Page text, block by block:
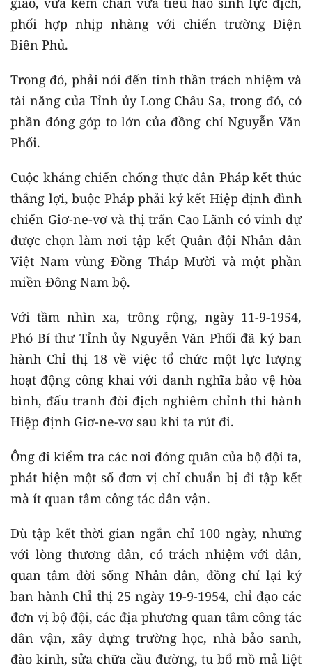
phối hợp nhịp nhàng với chiến trường Điện
Biên Phủ.
Trong đó, phải nói đến tinh thần trách nhiệm và
tài năng của Tỉnh ủy Long Châu Sa, trong đó, có
phần đóng góp to lớn của đồng chí Nguyễn Văn
Phối.
Cuộc kháng chiến chống thực dân Pháp kết thúc
thắng lợi, buộc Pháp phải ký kết Hiệp định đình
chiến Giơ-ne-vơ và thị trấn Cao Lãnh có vinh dự
được chọn làm nơi tập kết Quân đội Nhân dân
Việt Nam vùng Đồng Tháp Mười và một phần
miền Đông Nam bộ.
Với tầm nhìn xa, trông rộng, ngày 11-9-1954,
Phó Bí thư Tỉnh ủy Nguyễn Văn Phối đã ký ban
hành Chỉ thị 18 về việc tổ chức một lực lượng
hoạt động công khai với danh nghĩa bảo vệ hòa
bình, đấu tranh đòi địch nghiêm chỉnh thi hành
Hiệp định Giơ-ne-vơ sau khi ta rút đi.
Ông đi kiểm tra các nơi đóng quân của bộ đội ta,
phát hiện một số đơn vị chỉ chuẩn bị đi tập kết
mà ít quan tâm công tác dân vận.
Dù tập kết thời gian ngắn chỉ 100 ngày, nhưng
với lòng thương dân, có trách nhiệm với dân,
quan tâm đời sống Nhân dân, đồng chí lại ký
ban hành Chỉ thị 25 ngày 19-9-1954, chỉ đạo các
đơn vị bộ đội, các địa phương quan tâm công tác
dân vận, xây dựng trường học, nhà bảo sanh,
đào kinh, sửa chữa cầu đường, tu bổ mồ mả liệt